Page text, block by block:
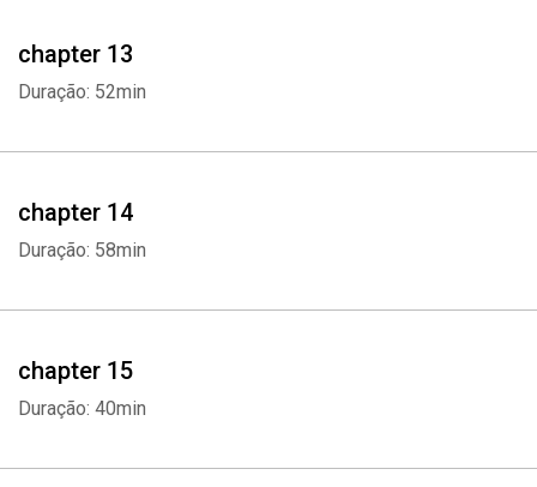
chapter 13
Duração: 52min
chapter 14
Duração: 58min
chapter 15
Duração: 40min